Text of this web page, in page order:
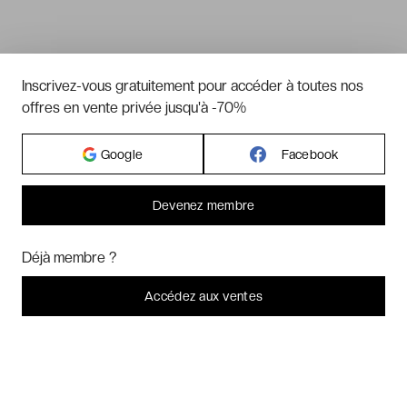
Inscrivez-vous gratuitement pour accéder à toutes nos
offres en vente privée jusqu'à -70%
Google Facebook
Devenez membre
Déjà membre ?
Accédez aux ventes
Marketing? Vous pouvez toujours modifier ou retirer votre
Je refuse C'est bon.